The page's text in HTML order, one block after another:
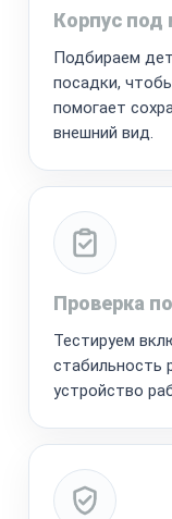
Корпус под
Подбираем
посадки,
помогает
внешний вид.
Проверка
Тестируем
стабильность
устройство